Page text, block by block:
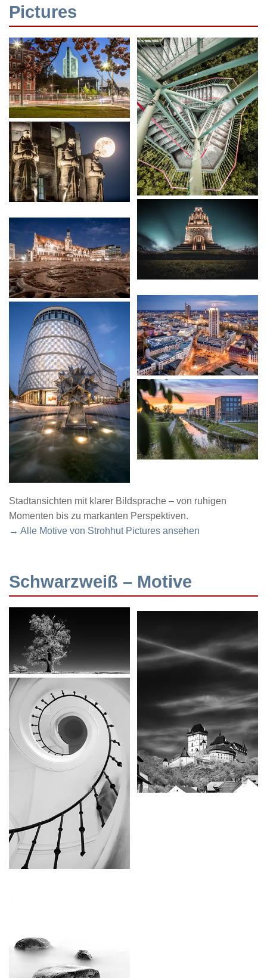
Pictures
Stadtansichten mit klarer Bildsprache – von ruhigen
Momenten bis zu markanten Perspektiven.
→ Alle Motive von Strohhut Pictures ansehen
Schwarzweiß – Motive